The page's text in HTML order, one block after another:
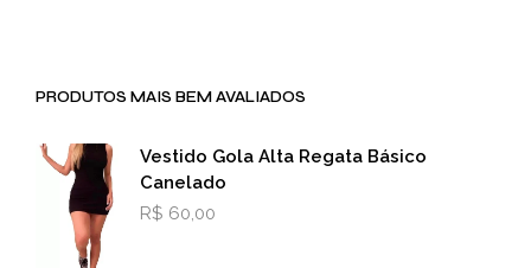
PRODUTOS MAIS BEM AVALIADOS
Vestido Gola Alta Regata Básico
Canelado
R$ 60,00